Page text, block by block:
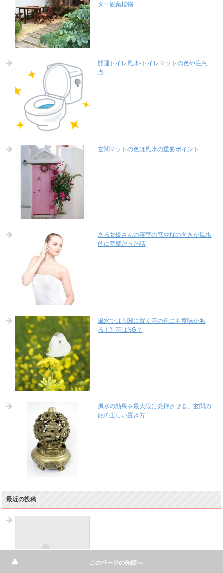
ター観葉植物
開運トイレ風水-トイレマットの色や注意
点
玄関マットの色は風水の重要ポイント
ある女優さんの寝室の窓や枕の向きが風水
的に完璧だった話
風水では玄関に置く花の色にも意味があ
る！造花はNG？
風水の効果を最大限に発揮させる、玄関の
龍の正しい置き方
最近の投稿
このページの先頭へ